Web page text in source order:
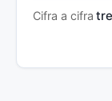
Cifra a cifra